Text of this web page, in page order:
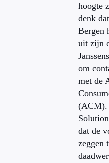
hoogte
denk
Bergen
uit zijn
om
met de
(ACM).
dat de
zeggen